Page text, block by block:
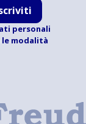
personali
modalità